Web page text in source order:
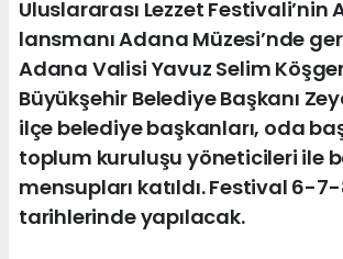
Uluslararası Lezzet Festivali’nin
lansmanı Adana Müzesi’nde
Adana Valisi Yavuz Selim
Büyükşehir Belediye Başkanı
ilçe belediye başkanları, oda
toplum kuruluşu yöneticileri ile
mensupları katıldı. Festival 6-
tarihlerinde yapılacak.